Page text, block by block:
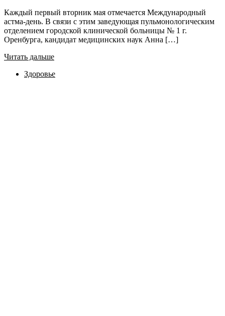
Каждый первый вторник мая отмечается Международный
астма-день. В связи с этим заведующая пульмонологическим
отделением городской клинической больницы № 1 г.
Оренбурга, кандидат медицинских наук Анна […]
Читать дальше
Здоровье